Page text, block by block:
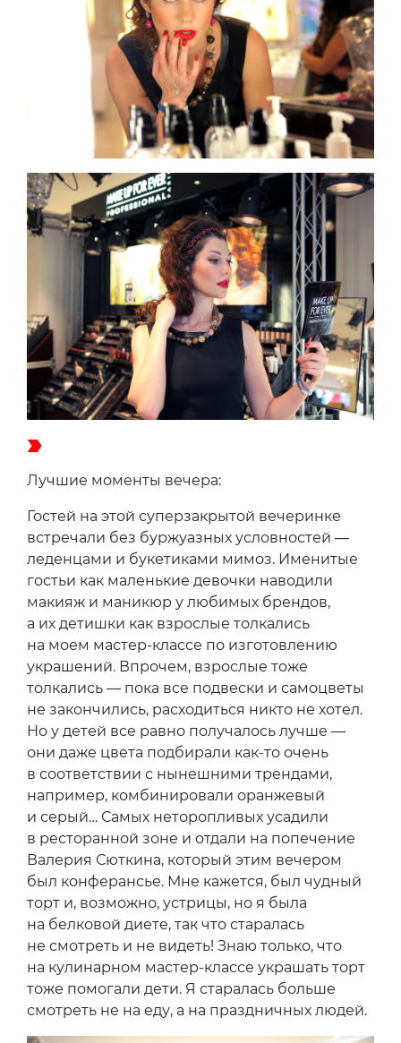
Лучшие моменты вечера:
Гостей на этой суперзакрытой вечеринке
встречали без буржуазных условностей —
леденцами и букетиками мимоз. Именитые
гостьи как маленькие девочки наводили
макияж и маникюр у любимых брендов,
а их детишки как взрослые толкались
на моем мастер-классе по изготовлению
украшений. Впрочем, взрослые тоже
толкались — пока все подвески и самоцветы
не закончились, расходиться никто не хотел.
Но у детей все равно получалось лучше —
они даже цвета подбирали как-то очень
в соответствии с нынешними трендами,
например, комбинировали оранжевый
и серый… Самых неторопливых усадили
в ресторанной зоне и отдали на попечение
Валерия Сюткина, который этим вечером
был конферансье. Мне кажется, был чудный
торт и, возможно, устрицы, но я была
на белковой диете, так что старалась
не смотреть и не видеть! Знаю только, что
на кулинарном мастер-классе украшать торт
тоже помогали дети. Я старалась больше
смотреть не на еду, а на праздничных людей.